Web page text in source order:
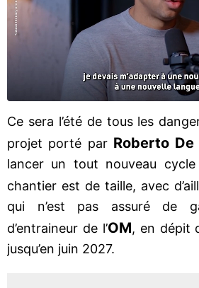
Ce sera l’été de tous les
projet porté par Roberto De
lancer un tout nouveau
chantier est de taille, avec
qui n’est pas assuré de
d’entraineur de l’OM, en dépit
jusqu’en juin 2027.